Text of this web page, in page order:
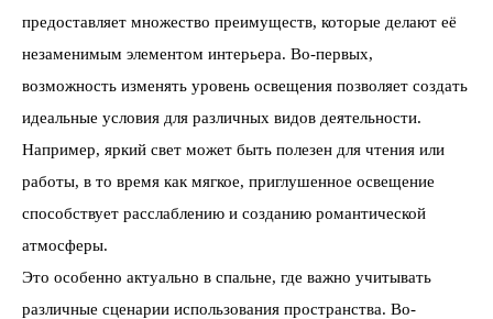
предоставляет множество преимуществ, которые делают её
незаменимым элементом интерьера. Во-первых,
возможность изменять уровень освещения позволяет создать
идеальные условия для различных видов деятельности.
Например, яркий свет может быть полезен для чтения или
работы, в то время как мягкое, приглушенное освещение
способствует расслаблению и созданию романтической
атмосферы.
Это особенно актуально в спальне, где важно учитывать
различные сценарии использования пространства. Во-